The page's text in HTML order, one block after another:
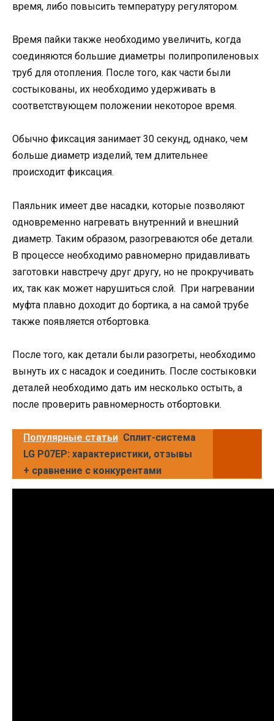
время, либо повысить температуру регулятором.
Время пайки также необходимо увеличить, когда
соединяются большие диаметры полипропиленовых
труб для отопления. После того, как части были
состыкованы, их необходимо удерживать в
соответствующем положении некоторое время.
Обычно фиксация занимает 30 секунд, однако, чем
больше диаметр изделий, тем длительнее
происходит фиксация.
Паяльник имеет две насадки, которые позволяют
одновременно нагревать внутренний и внешний
диаметр. Таким образом, разогреваются обе детали.
В процессе необходимо равномерно придавливать
заготовки навстречу друг другу, но не прокручивать
их, так как может нарушиться слой. При нагревании
муфта плавно доходит до бортика, а на самой трубе
также появляется отбортовка.
После того, как детали были разогреты, необходимо
вынуть их с насадок и соединить. После состыковки
деталей необходимо дать им несколько остыть, а
после проверить равномерность отбортовки.
Популярные статьи Сплит-система
LG P07EP: характеристики, отзывы
+ сравнение с конкурентами